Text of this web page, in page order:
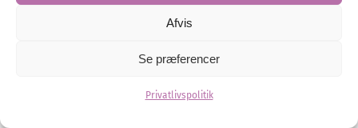
Afvis
Se præferencer
Privatlivspolitik
European Bridal Week
brudekjoler præsenteret – se billederne!